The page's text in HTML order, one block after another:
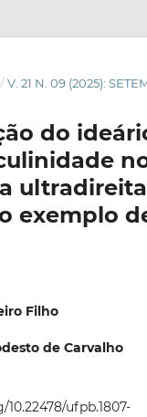
/ V. 21 N. 09 (2025):
do
ultradireita
exemplo
Filho
de Carvalho
ufpb.1807-